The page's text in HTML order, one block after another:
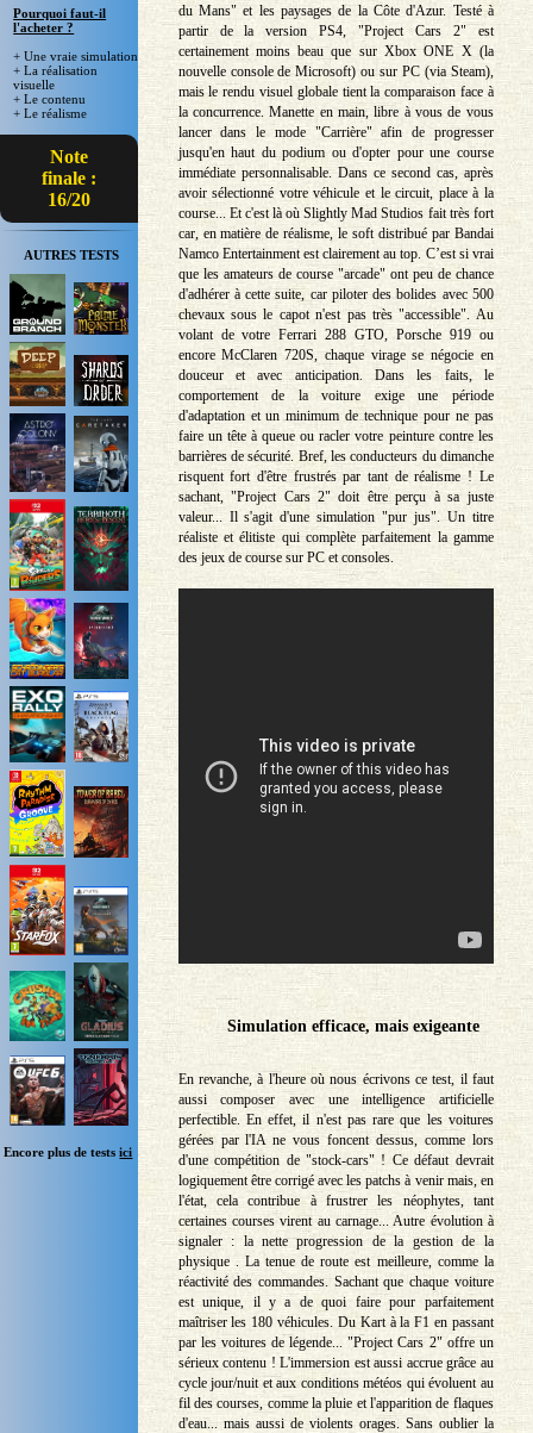
Pourquoi faut-il
l'acheter ?
+ Une vraie simulation
+ La réalisation
visuelle
+ Le contenu
+ Le réalisme
Note
finale :
16/20
AUTRES TESTS
Encore plus de testsici
du Mans" et les paysages de la Côte d'Azur. Testé à
partir de la version PS4, "Project Cars 2" est
certainement moins beau que sur Xbox ONE X (la
nouvelle console de Microsoft) ou sur PC (via Steam),
mais le rendu visuel globale tient la comparaison face à
la concurrence. Manette en main, libre à vous de vous
lancer dans le mode "Carrière" afin de progresser
jusqu'en haut du podium ou d'opter pour une course
immédiate personnalisable. Dans ce second cas, après
avoir sélectionné votre véhicule et le circuit, place à la
course... Et c'est là où Slightly Mad Studios fait très fort
car, en matière de réalisme, le soft distribué par Bandai
Namco Entertainment est clairement au top. C’est si vrai
que les amateurs de course "arcade" ont peu de chance
d'adhérer à cette suite, car piloter des bolides avec 500
chevaux sous le capot n'est pas très "accessible". Au
volant de votre Ferrari 288 GTO, Porsche 919 ou
encore McClaren 720S, chaque virage se négocie en
douceur et avec anticipation. Dans les faits, le
comportement de la voiture exige une période
d'adaptation et un minimum de technique pour ne pas
faire un tête à queue ou racler votre peinture contre les
barrières de sécurité. Bref, les conducteurs du dimanche
risquent fort d'être frustrés par tant de réalisme ! Le
sachant, "Project Cars 2" doit être perçu à sa juste
valeur... Il s'agit d'une simulation "pur jus". Un titre
réaliste et élitiste qui complète parfaitement la gamme
des jeux de course sur PC et consoles.
Simulation efficace, mais exigeante
En revanche, à l'heure où nous écrivons ce test, il faut
aussi composer avec une intelligence artificielle
perfectible. En effet, il n'est pas rare que les voitures
gérées par l'IA ne vous foncent dessus, comme lors
d'une compétition de "stock-cars" ! Ce défaut devrait
logiquement être corrigé avec les patchs à venir mais, en
l'état, cela contribue à frustrer les néophytes, tant
certaines courses virent au carnage... Autre évolution à
signaler : la nette progression de la gestion de la
physique . La tenue de route est meilleure, comme la
réactivité des commandes. Sachant que chaque voiture
est unique, il y a de quoi faire pour parfaitement
maîtriser les 180 véhicules. Du Kart à la F1 en passant
par les voitures de légende... "Project Cars 2" offre un
sérieux contenu ! L'immersion est aussi accrue grâce au
cycle jour/nuit et aux conditions météos qui évoluent au
fil des courses, comme la pluie et l'apparition de flaques
d'eau... mais aussi de violents orages. Sans oublier la